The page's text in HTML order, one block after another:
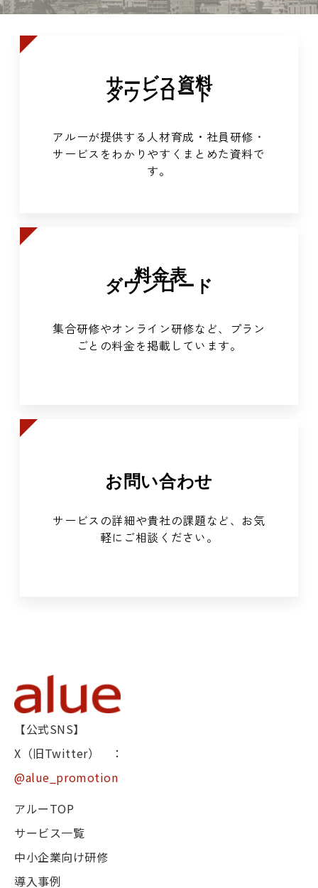
サービス資料
ダウンロード
アルーが提供する人材育成・社員研修 ・
サービスをわかりやすくまとめた資料で
す。
料金表
ダウンロード
集合研修やオンライン研修など、プラン
ごとの料金を掲載しています。
お問い合わせ
サービスの詳細や貴社の課題など、お気
軽にご相談ください。
【公式SNS】
X（旧Twitter） ：
@alue_promotion
アルーTOP
サービス一覧
中小企業向け研修
導入事例